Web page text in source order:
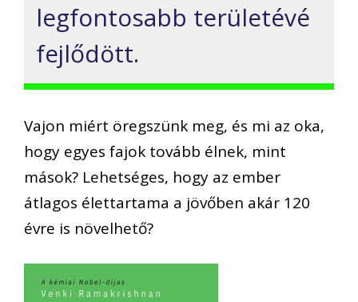
legfontosabb területévé
fejlődött.
Vajon miért öregszünk meg, és mi az oka,
hogy egyes fajok tovább élnek, mint
mások? Lehetséges, hogy az ember
átlagos élettartama a jövőben akár 120
évre is növelhető?